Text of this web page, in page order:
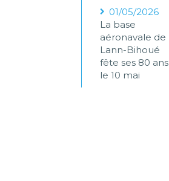
01/05/2026
La base
aéronavale de
Lann-Bihoué
fête ses 80 ans
le 10 mai